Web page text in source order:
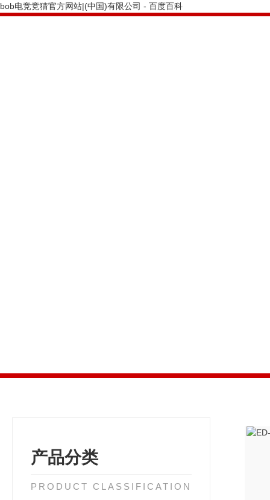
bob电竞竞猜官方网站|(中国)有限公司 - 百度百科
产品分类
PRODUCT CLASSIFICATION